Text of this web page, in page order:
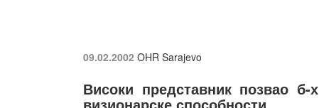
09.02.2002 OHR Sarajevo
Високи представник позвао